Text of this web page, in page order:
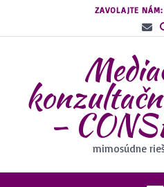
obsah
ZAVOLAJTE NÁM:
–
mimosúdne